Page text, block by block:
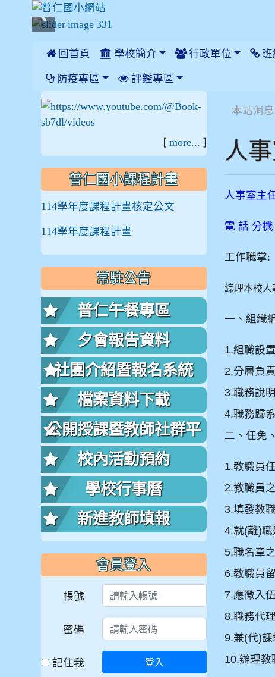
 回首頁 學校簡介 行政單位 班
防疫專區 評鑑專區
本站消息
人
人事室主
電 話 分機
工作職掌:
綜理本校人
一、組織
1.組職設
2.分層負
3.職務說
4.職務歸
二、任免
1.教職員
2.教職員
3.填發教
4.就(離)職
5.職名章
6.教職員
7.應徴入
8.職務代
9.兼(代)課
10.辦理教
[ more... ]
普仁國小課程計畫
114學年度課程計畫核定公文
114學年度課程計畫
常駐公告
普仁午餐專區
夕會報告資料
社團介紹暨報名系統
檔案資料下載
公開授課暨教師社群平
台
校內活動預約
學校行事曆
新進教師填報
會員登入
帳號
密碼
記住我 登入